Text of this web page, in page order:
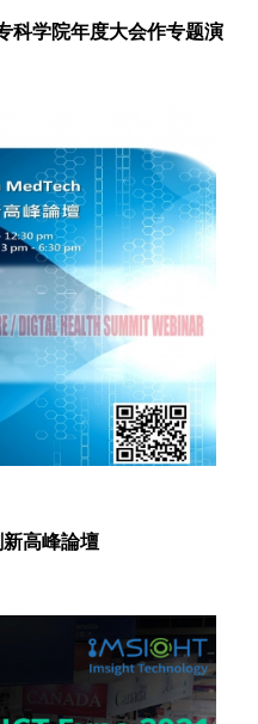
科学院年度大会作专题演
高峰論壇